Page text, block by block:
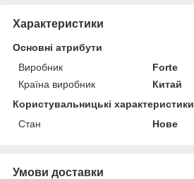
Характеристики
Основні атрибути
Виробник
Forte
Країна виробник
Китай
Користувальницькі характеристики
Стан
Нове
Умови доставки